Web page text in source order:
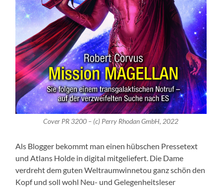
Cover PR 3200 – (c) Perry Rhodan GmbH, 2022
Als Blogger bekommt man einen hübschen Pressetext
und Atlans Holde in digital mitgeliefert. Die Dame
verdreht dem guten Weltraumwinnetou ganz schön den
Kopf und soll wohl Neu- und Gelegenheitsleser